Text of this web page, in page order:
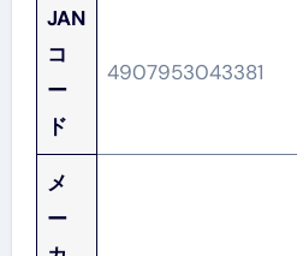
JAN
コ
ー
ド
4907953043381
メ
ー